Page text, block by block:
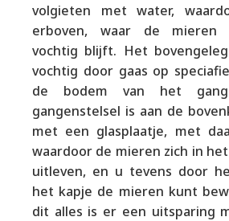
volgieten met water,
erboven, waar de mieren
vochtig blijft. Het
vochtig door gaas op
de bodem van het
gangenstelsel is aan de
met een glasplaatje, met
waardoor de mieren zich in
uitleven, en u tevens door
het kapje de mieren kunt
dit alles is er een uitsparing